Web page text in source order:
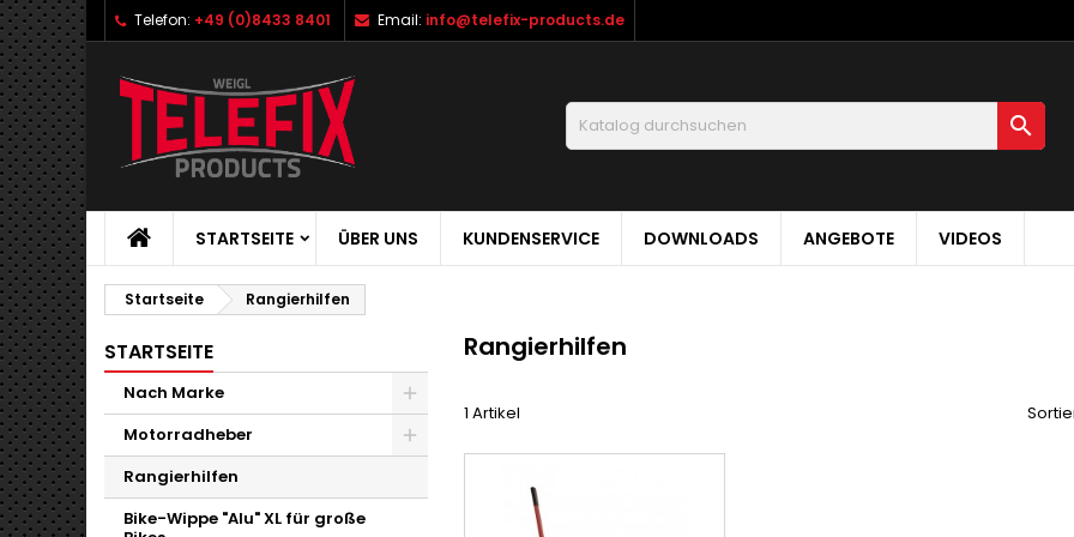
Telefon: +49 (0)8433 8401 Email: info@telefix-products.de

STARTSEITE ÜBER UNS KUNDENSERVICE DOWNLOADS ANGEBOTE VIDEOS
Startseite Rangierhilfen
STARTSEITE
Nach Marke
Motorradheber
Rangierhilfen
Bike-Wippe "Alu" XL für große
Rangierhilfen
1 Artikel